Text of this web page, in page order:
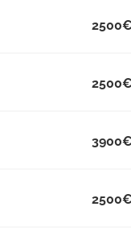
2500
2500
3900
2500